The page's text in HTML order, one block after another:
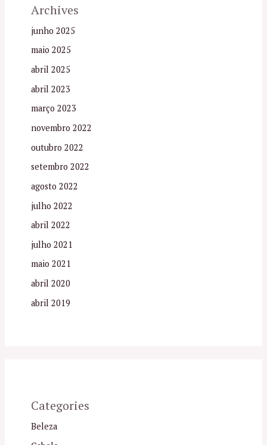
Archives
junho 2025
maio 2025
abril 2025
abril 2023
março 2023
novembro 2022
outubro 2022
setembro 2022
agosto 2022
julho 2022
abril 2022
julho 2021
maio 2021
abril 2020
abril 2019
Categories
Beleza